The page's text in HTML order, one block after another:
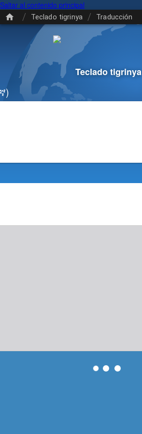
Saltar al contenido principal
/ Teclado tigrinya / Traducción
Teclado tigrinya